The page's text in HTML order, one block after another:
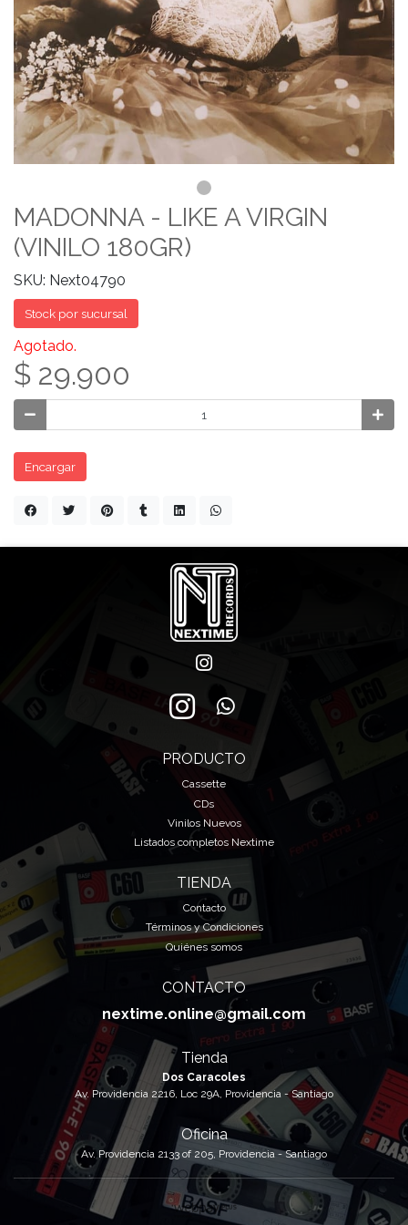
MADONNA - LIKE A VIRGIN
(VINILO 180GR)
SKU: Next04790
Stock por sucursal
Agotado.
$ 29.900
Encargar
PRODUCTO
Cassette
CDs
Vinilos Nuevos
Listados completos Nextime
TIENDA
Contacto
Términos y Condiciones
Quiénes somos
CONTACTO
nextime.online@gmail.com
Tienda
Dos Caracoles
Av. Providencia 2216, Loc 29A, Providencia - Santiago
Oficina
Av. Providencia 2133 of 205, Providencia - Santiago